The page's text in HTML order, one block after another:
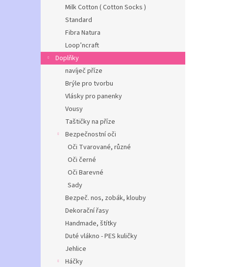
Milk Cotton ( Cotton Socks )
Standard
Fibra Natura
Loop’ncraft
Doplňky
navíječ příze
Brýle pro tvorbu
Vlásky pro panenky
Vousy
Taštičky na příze
Bezpečnostní oči
Oči Tvarované, různé
Oči černé
Oči Barevné
Sady
Bezpeč. nos, zobák, klouby
Dekorační řasy
Handmade, štítky
Duté vlákno - PES kuličky
Jehlice
Háčky